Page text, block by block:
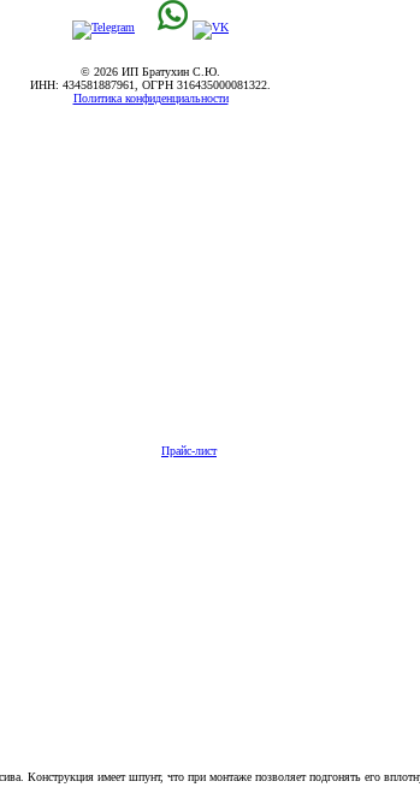
© 2026 ИП Братухин С.Ю.
ИНН: 434581887961, ОГРН 316435000081322.
Политика конфиденциальности
Прайс-лист
Конструкция имеет шпунт, что при монтаже позволяет подгонять его